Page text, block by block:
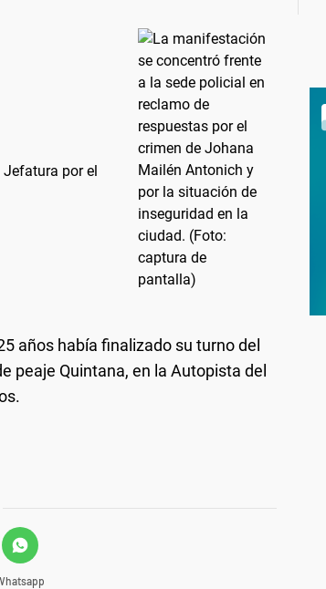
por el
años había finalizado su turno del
peaje Quintana, en la Autopista del